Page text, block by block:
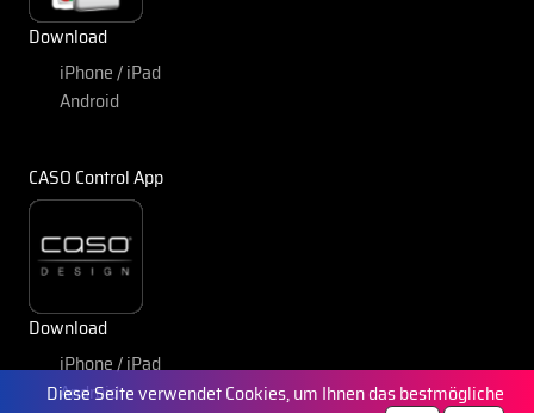
Download
iPhone / iPad
Android
CASO Control App
Download
iPhone / iPad
Android
Diese Seite verwendet Cookies, um Ihnen das bestmögliche